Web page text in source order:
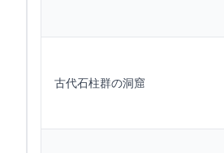
古代石柱群の洞窟